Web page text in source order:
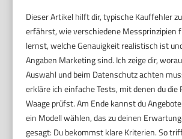
Dieser Artikel hilft dir, typische Kauffehler
erfährst, wie verschiedene Messprinzipien
lernst, welche Genauigkeit realistisch ist
Angaben Marketing sind. Ich zeige dir,
Auswahl und beim Datenschutz achten
erkläre ich einfache Tests, mit denen du die
Waage prüfst. Am Ende kannst du
ein Modell wählen, das zu deinen
gesagt: Du bekommst klare Kriterien. So